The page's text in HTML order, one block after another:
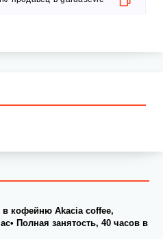
в кофейню Akacia coffee,
Полная занятость, 40 часов в